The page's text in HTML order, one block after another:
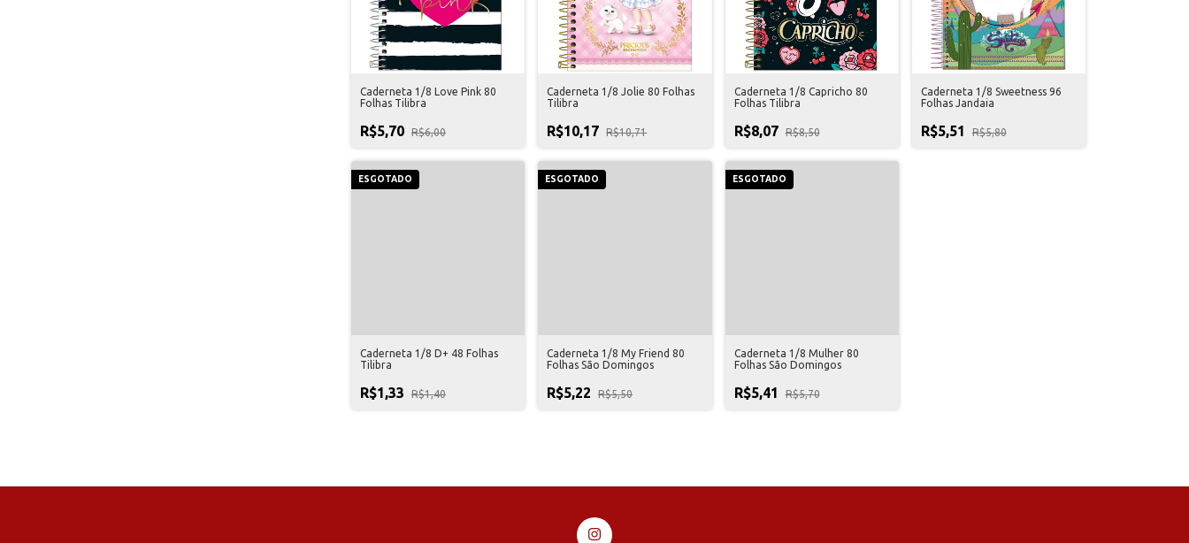
Caderneta 1/8 Love Pink 80
Folhas Tilibra
R$5,70 R$6,00
Caderneta 1/8 Jolie 80 Folhas
Tilibra
R$10,17 R$10,71
Caderneta 1/8 Capricho 80
Folhas Tilibra
R$8,07 R$8,50
Caderneta 1/8 Sweetness 96
Folhas Jandaia
R$5,51 R$5,80
ESGOTADO
Caderneta 1/8 D+ 48 Folhas
Tilibra
R$1,33 R$1,40
ESGOTADO
Caderneta 1/8 My Friend 80
Folhas São Domingos
R$5,22 R$5,50
ESGOTADO
Caderneta 1/8 Mulher 80
Folhas São Domingos
R$5,41 R$5,70